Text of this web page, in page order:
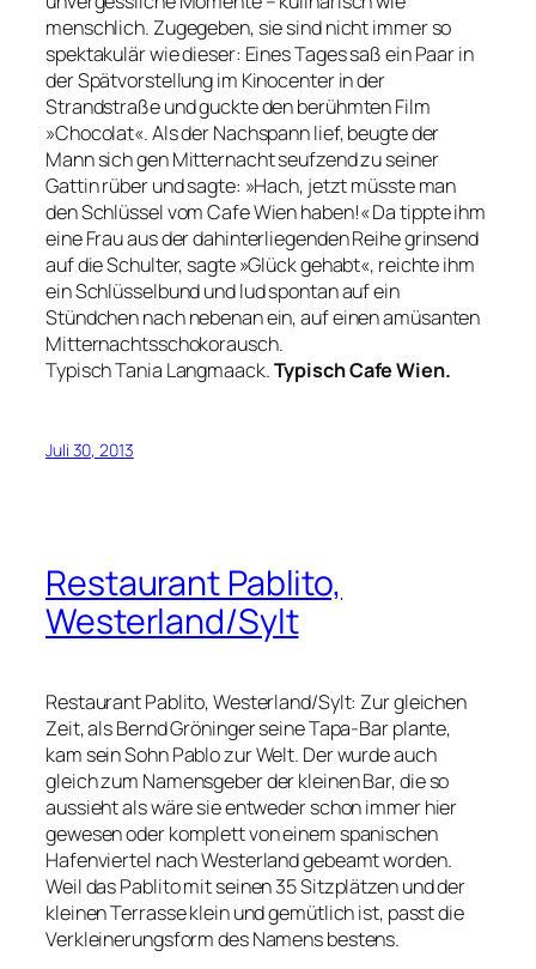
menschlich. Zugegeben, sie sind nicht immer so
spektakulär wie dieser: Eines Tages saß ein Paar in
der Spätvorstellung im Kinocenter in der
Strandstraße und guckte den berühmten Film
»Chocolat«. Als der Nachspann lief, beugte der
Mann sich gen Mitternacht seufzend zu seiner
Gattin rüber und sagte: »Hach, jetzt müsste man
den Schlüssel vom Cafe Wien haben!« Da tippte ihm
eine Frau aus der dahinterliegenden Reihe grinsend
auf die Schulter, sagte »Glück gehabt«, reichte ihm
ein Schlüsselbund und lud spontan auf ein
Stündchen nach nebenan ein, auf einen amüsanten
Mitternachtsschokorausch.
Typisch Tania Langmaack.Typisch Cafe Wien.
Juli 30, 2013
Restaurant Pablito,
Westerland/Sylt
Restaurant Pablito, Westerland/Sylt: Zur gleichen
Zeit, als Bernd Gröninger seine Tapa-Bar plante,
kam sein Sohn Pablo zur Welt. Der wurde auch
gleich zum Namensgeber der kleinen Bar, die so
aussieht als wäre sie entweder schon immer hier
gewesen oder komplett von einem spanischen
Hafenviertel nach Westerland gebeamt worden.
Weil dasPablitomit seinen 35 Sitzplätzen und der
kleinen Terrasse klein und gemütlich ist, passt die
Verkleinerungsform des Namens bestens.